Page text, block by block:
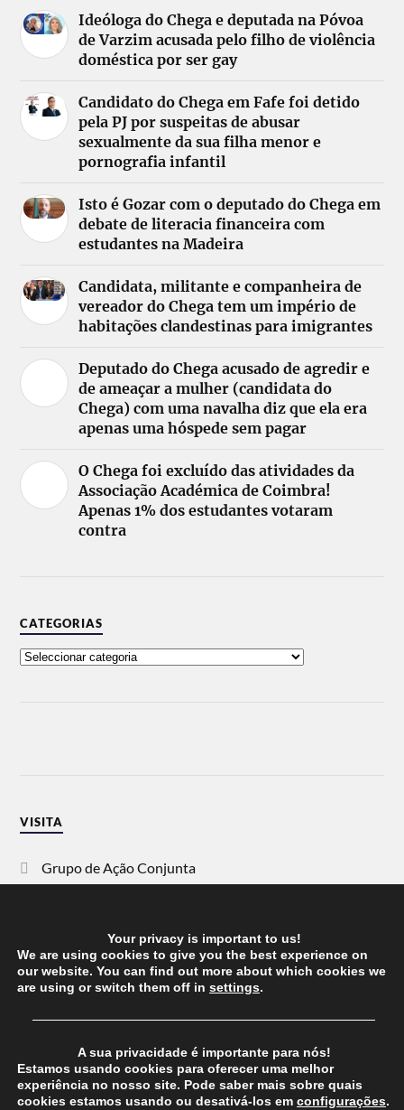
Ideóloga do Chega e deputada na Póvoa
de Varzim acusada pelo filho de violência
doméstica por ser gay
Candidato do Chega em Fafe foi detido
pela PJ por suspeitas de abusar
sexualmente da sua filha menor e
pornografia infantil
Isto é Gozar com o deputado do Chega em
debate de literacia financeira com
estudantes na Madeira
Candidata, militante e companheira de
vereador do Chega tem um império de
habitações clandestinas para imigrantes
Deputado do Chega acusado de agredir e
de ameaçar a mulher (candidata do
Chega) com uma navalha diz que ela era
apenas uma hóspede sem pagar
O Chega foi excluído das atividades da
Associação Académica de Coimbra!
Apenas 1% dos estudantes votaram
contra
CATEGORIAS
VISITA
Grupo de Ação Conjunta
Vida Justa
dezanove
Your privacy is important to us!
We are using cookies to give you the best experience on
our website. You can find out more about which cookies we
are using or switch them off in settings.
──────────────────────────────────────
A sua privacidade é importante para nós!
Estamos usando cookies para oferecer uma melhor
experiência no nosso site. Pode saber mais sobre quais
cookies estamos usando ou desativá-los em configurações.